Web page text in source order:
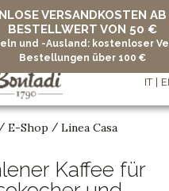
VERSANDKOSTEN AB
BESTELLWERT VON 50 €
und -Ausland: kostenloser
Bestellungen über 100 €
IT
/ E-Shop / Linea Casa
Kaffee für